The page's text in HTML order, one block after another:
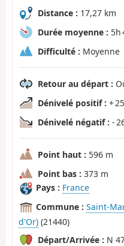
Distance : 17,27 km
Durée moyenne : 5h
Difficulté : Moyenne
Retour au départ :
Dénivelé positif : +
Dénivelé négatif : -
Point haut : 596 m
Point bas : 373 m
Pays : France
Commune : Saint-
d'Or) (21440)
Départ/Arrivée : N